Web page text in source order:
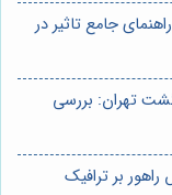
جامع تاثیر در
تهران: بررسی
بر ترافیک